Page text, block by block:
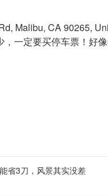
Malibu, CA 90265,
一定要买停车票！好
省3刀，风景其实没差